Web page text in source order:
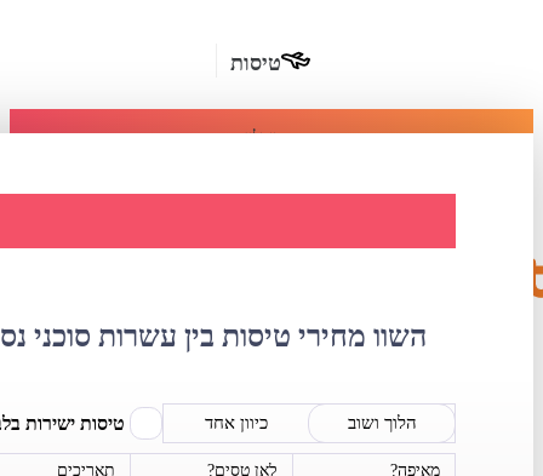
טיסות
מומלץ
בחו"ל
השוו מחירי טיסות בין עשרות סוכני
הלוך ושוב כיוון אחד טיסות ישירות
מאיפה? לאן טסים? תאריכים